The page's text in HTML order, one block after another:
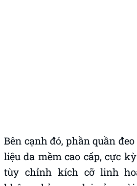
liệu da mềm cao cấp, cực
tùy chỉnh kích cỡ linh
không chỉ mang lại vẻ